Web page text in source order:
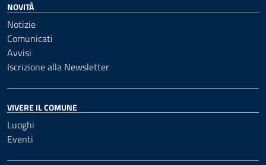
NOVITÀ
Notizie
Comunicati
Avvisi
Iscrizione alla Newsletter
VIVERE IL COMUNE
Luoghi
Eventi